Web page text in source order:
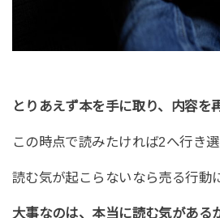
とりあえず本を手に取り、内容を
この時点で読みたければ2へ行き選
読む気が起こらないなら売る行動
大事なのは、本当に読む気がある